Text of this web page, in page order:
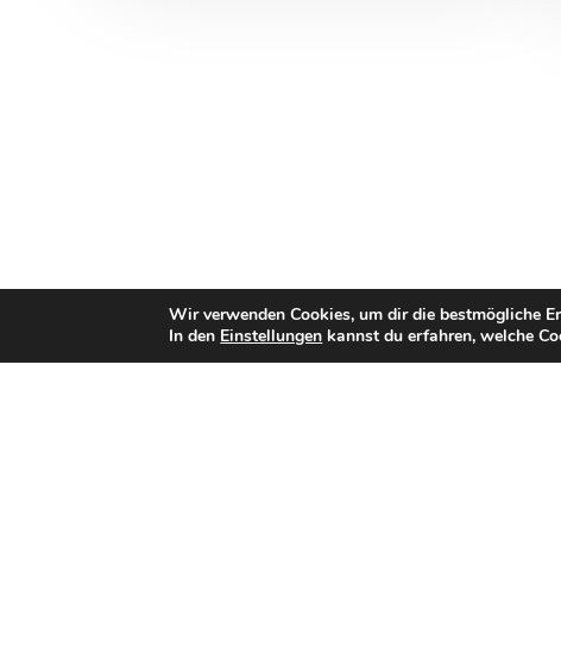
Wir verwenden Cookies, um dir die bestmögliche
In den Einstellungen kannst du erfahren, welche